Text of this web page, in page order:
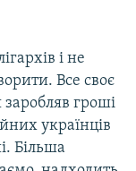
і не
Все своє
гроші
українців
Більша